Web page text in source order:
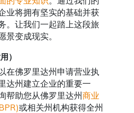
业将拥有坚实的基础并获
。让我们一起踏上这段旅
景变成现实。
）
在佛罗里达州申请营业执
达州建立企业的重要一
帮助您从佛罗里达州商业
或相关州机构获得全州